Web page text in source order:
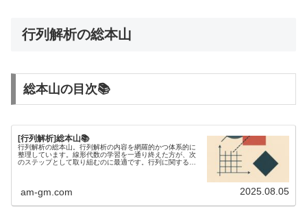
行列解析の総本山
総本山の目次📚
[行列解析]総本山📚
行列解析の総本山。行列解析の内容を網羅的かつ体系的に
整理しています。線形代数の学習を一通り終えた方が、次
のステップとして取り組むのに最適です。行列に関する不
am-gm.com 2025.08.05